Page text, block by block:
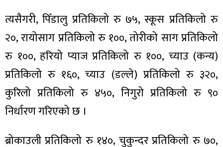
त्यसैगरी, पिँडालु प्रतिकिलो रु ७५, स्कूस प्रतिकिलो रु
२०, रायोसाग प्रतिकिलो रु १००, तोरीको साग प्रतिकिलो
रु १००, हरियो प्याज प्रतिकिलो रु १००, च्याउ (कन्य)
प्रतिकिलो रु १६०, च्याउ (डल्ले) प्रतिकिलो रु ३२०,
कुरिलो प्रतिकिलो रु ४५०, निगुरो प्रतिकिलो रु ९०
निर्धारण गरिएको छ ।
ब्रोकाउली प्रतिकिलो रु १४०, चुकुन्दर प्रतिकिलो रु ७०,